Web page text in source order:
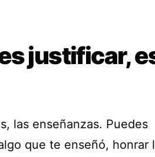
justificar,
las enseñanzas. Puedes
que te enseñó, honrar